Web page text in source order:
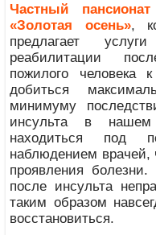
Частный
«Золотая осень»,
предлагает
реабилитации
пожилого человека
добиться
минимуму
инсульта в нашем
находиться под
наблюдением врачей,
проявления
после инсульта
таким образом
восстановиться.